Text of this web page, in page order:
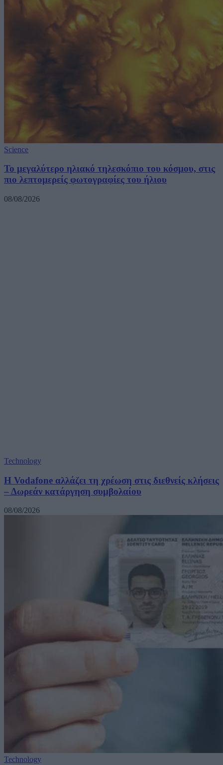
Science
Το μεγαλύτερο ηλιακό τηλεσκόπιο του κόσμου, στις
πιο λεπτομερείς φωτογραφίες του ήλιου
08/08/2026
Technology
Η Vodafone αλλάζει τη χρέωση στις διεθνείς κλήσεις
– Δωρεάν κατάργηση συμβολαίου
08/08/2026
Technology